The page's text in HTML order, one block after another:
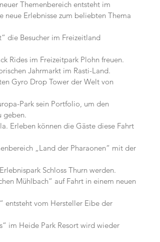
Themenbereich entsteht im
Erlebnisse zum beliebten Thema
die Besucher im Freizeitland
Rides im Freizeitpark Plohn freuen.
Jahrmarkt im Rasti-Land.
Gyro Drop Tower der Welt von
Park sein Portfolio, um den
geben.
Erleben können die Gäste diese Fahrt
„Land der Pharaonen“ mit der
Schloss Thurn werden.
Mühlbach“ auf Fahrt in einem neuen
entsteht vom Hersteller Eibe der
im Heide Park Resort wird wieder